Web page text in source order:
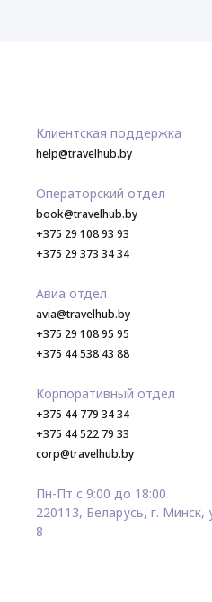
Клиентская поддержка
help@travelhub.by
Операторский отдел
book@travelhub.by
+375 29 108 93 93
+375 29 373 34 34
Авиа отдел
avia@travelhub.by
+375 29 108 95 95
+375 44 538 43 88
Корпоративный отдел
+375 44 779 34 34
+375 44 522 79 33
corp@travelhub.by
Пн-Пт с 9:00 до 18:00
220113, Беларусь, г.
8